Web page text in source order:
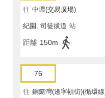
往 中環(交易廣場)
紀園, 司徒拔道 站
距離 150m
76
往 銅鑼灣(邊寧頓街)(循環